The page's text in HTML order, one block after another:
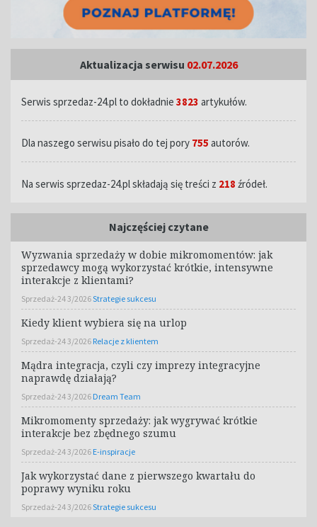
Aktualizacja serwisu 02.07.2026
Serwis sprzedaz-24.pl to dokładnie 3823 artykułów.
Dla naszego serwisu pisało do tej pory 755 autorów.
Na serwis sprzedaz-24.pl składają się treści z 218 źródeł.
Najczęściej czytane
Wyzwania sprzedaży w dobie mikromomentów: jak
sprzedawcy mogą wykorzystać krótkie, intensywne
interakcje z klientami?
Sprzedaż-24 3/2026Strategie sukcesu
Kiedy klient wybiera się na urlop
Sprzedaż-24 3/2026 Relacje z klientem
Mądra integracja, czyli czy imprezy integracyjne
naprawdę działają?
Sprzedaż-24 3/2026 Dream Team
Mikromomenty sprzedaży: jak wygrywać krótkie
interakcje bez zbędnego szumu
Sprzedaż-24 3/2026 E-inspiracje
Jak wykorzystać dane z pierwszego kwartału do
poprawy wyniku roku
Sprzedaż-24 3/2026Strategie sukcesu